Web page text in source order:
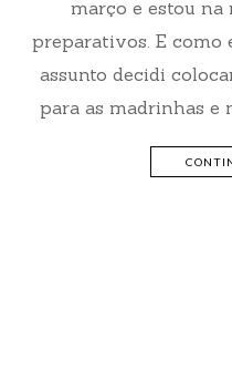
março e estou
preparativos. E como
assunto decidi
para as madrinhas e